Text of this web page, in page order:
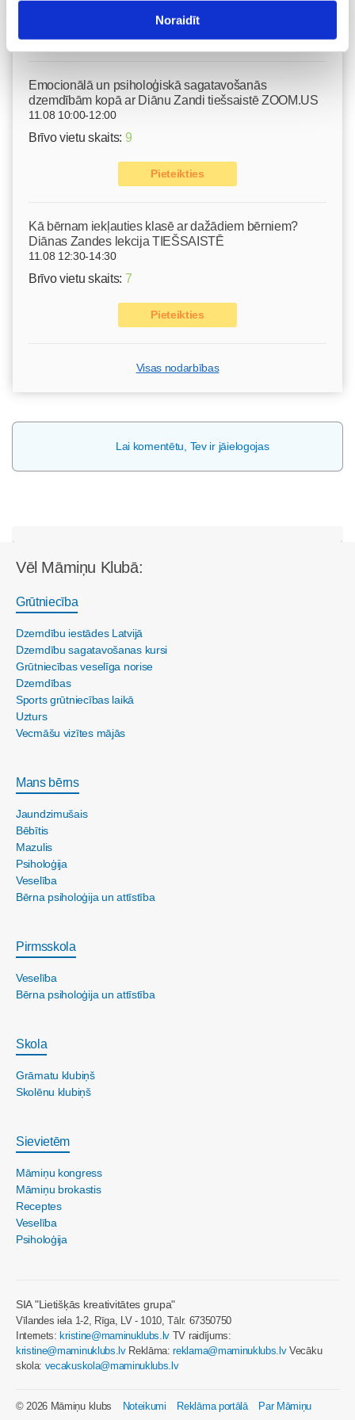
Noraidīt
Emocionālā un psiholoģiskā sagatavošanās
dzemdībām kopā ar Diānu Zandi tiešsaistē ZOOM.US
11.08 10:00-12:00
Brīvo vietu skaits: 9
Pieteikties
Kā bērnam iekļauties klasē ar dažādiem bērniem?
Diānas Zandes lekcija TIEŠSAISTĒ
11.08 12:30-14:30
Brīvo vietu skaits: 7
Pieteikties
Visas nodarbības
Lai komentētu, Tev ir jāielogojas
Vēl Māmiņu Klubā:
Grūtniecība
Dzemdību iestādes Latvijā
Dzemdību sagatavošanas kursi
Grūtniecības veselīga norise
Dzemdības
Sports grūtniecības laikā
Uzturs
Vecmāšu vizītes mājās
Mans bērns
Jaundzimušais
Bēbītis
Mazulis
Psiholoģija
Veselība
Bērna psiholoģija un attīstība
Pirmsskola
Veselība
Bērna psiholoģija un attīstība
Skola
Grāmatu klubiņš
Skolēnu klubiņš
Sievietēm
Māmiņu kongress
Māmiņu brokastis
Receptes
Veselība
Psiholoģija
SIA "Lietišķās kreativitātes grupa"
Vīlandes iela 1-2, Rīga, LV - 1010, Tālr. 67350750
Internets: kristine@maminuklubs.lv TV raidījums:
kristine@maminuklubs.lvReklāma:reklama@maminuklubs.lvVecāku
skola: vecakuskola@maminuklubs.lv
© 2026 Māmiņu klubs Noteikumi Reklāma portālā Par Māmiņu